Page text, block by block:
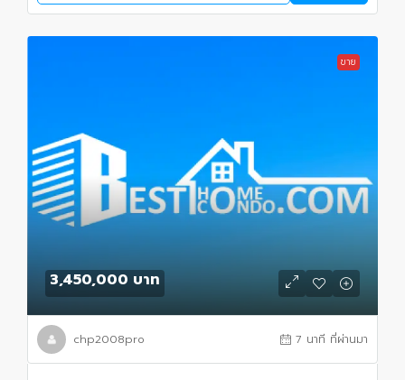
ขาย
3,450,000 บาท
chp2008pro 7 นาที ที่ผ่านมา